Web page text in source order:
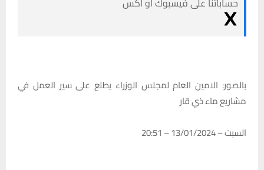
بالصور: الامين العام لمجلس الوزراء يطلع على سير العمل في
مشاريع ماء ذي قار
السبت – 13/01/2024 – 20:51